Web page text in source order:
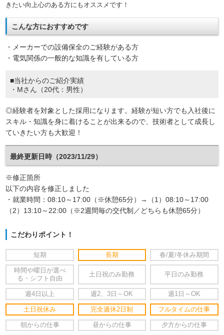
きたい向上心のある方にもオススメです！
こんな方におすすめです
・メーカーでの設備保全のご経験がある方
・電気関係の一般的な知識を有している方
■当社からのご紹介実績
・Mさん（20代：男性）
◎経験者を対象とした採用になります。経験が短い方でも入社後に
スキル・知識を身に着けることが出来るので、技術者として成長し
ていきたい方も大歓迎！
最終更新日時（2023/11/29）
※修正箇所
以下の内容を修正しました
・就業時間：08:10～17:00（※休憩65分）→（1）08:10～17:00
（2）13:10～22:00（※2週間毎の交代制／どちらも休憩65分）
こだわりポイント！
短期 長期 春/夏/冬休み期間
時間や曜日が選べ
る・シフト自由
土日祝のみ勤務 平日のみ勤務
週4日以上 週2、3日～OK 週1日～OK
土日祝休み 完全週休2日制 フルタイムの仕事
朝からの仕事 昼からの仕事 夕方からの仕事